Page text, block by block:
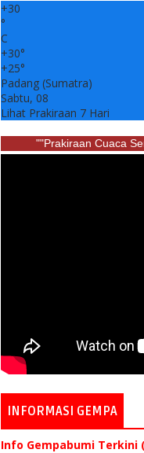
+30
°
C
+30°
+25°
Padang (Sumatra)
Sabtu, 08
Lihat Prakiraan 7 Hari
""Prakiraan
INFORMASI GEMPA
Info Gempabumi Terkini